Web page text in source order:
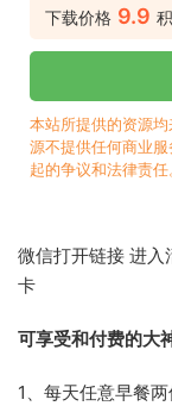
下载价格 9.9
本站所提供的资源
源不提供任何商业
起的争议和法律责任
微信打开链接 进入
卡
可享受和付费的大
1、每天任意早餐